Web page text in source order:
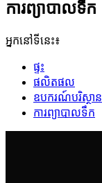
ការព្យាបាលទឹក
អ្នកនៅទីនេះ៖
ផ្ទះ
ផលិតផល
ឧបករណ៍បរិស្ថាន
ការព្យាបាលទឹក